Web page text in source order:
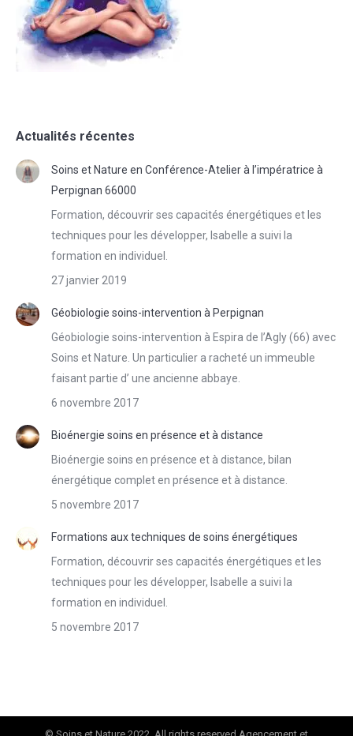
Actualités récentes
Soins et Nature en Conférence-Atelier à l’impératrice à
Perpignan 66000
Formation, découvrir ses capacités énergétiques et les
techniques pour les développer, Isabelle a suivi la
formation en individuel.
27 janvier 2019
Géobiologie soins-intervention à Perpignan
Géobiologie soins-intervention à Espira de l’Agly (66) avec
Soins et Nature. Un particulier a racheté un immeuble
faisant partie d’ une ancienne abbaye.
6 novembre 2017
Bioénergie soins en présence et à distance
Bioénergie soins en présence et à distance, bilan
énergétique complet en présence et à distance.
5 novembre 2017
Formations aux techniques de soins énergétiques
Formation, découvrir ses capacités énergétiques et les
techniques pour les développer, Isabelle a suivi la
formation en individuel.
5 novembre 2017
© Soins et Nature 2022. All rights reserved Agencement et